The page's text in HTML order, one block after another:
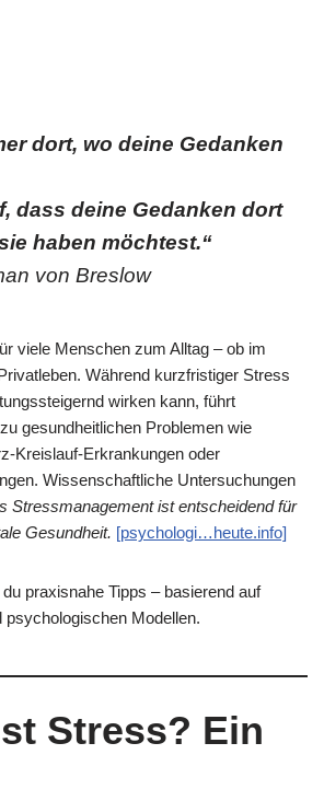
dort, wo deine Gedanken
dass deine Gedanken dort
haben möchtest.“
von Breslow
viele Menschen zum Alltag – ob im
Während kurzfristiger Stress
wirken kann, führt
zu gesundheitlichen Problemen wie
Kreislauf-Erkrankungen oder
Wissenschaftliche Untersuchungen
Stressmanagement ist entscheidend für
Gesundheit. [psychologi…heute.info]
praxisnahe Tipps – basierend auf
psychologischen Modellen.
Stress? Ein